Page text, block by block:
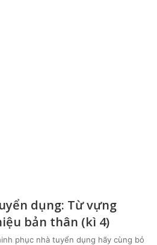
dụng: Từ vựng
bản thân (kì 4)
phục nhà tuyển dụng hãy cùng bỏ